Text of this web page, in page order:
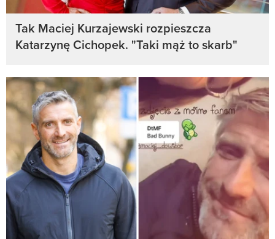
Tak Maciej Kurzajewski rozpieszcza
Katarzynę Cichopek. "Taki mąż to skarb"